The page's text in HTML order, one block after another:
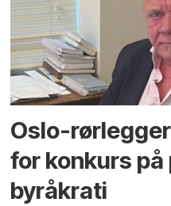
Oslo-
for konkurs
byråkrati